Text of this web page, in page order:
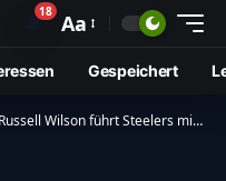
🔔18 Aa
Gespeichert
Russell Wilson führt Steelers mit Rekordleistung in Richtung Playoffs